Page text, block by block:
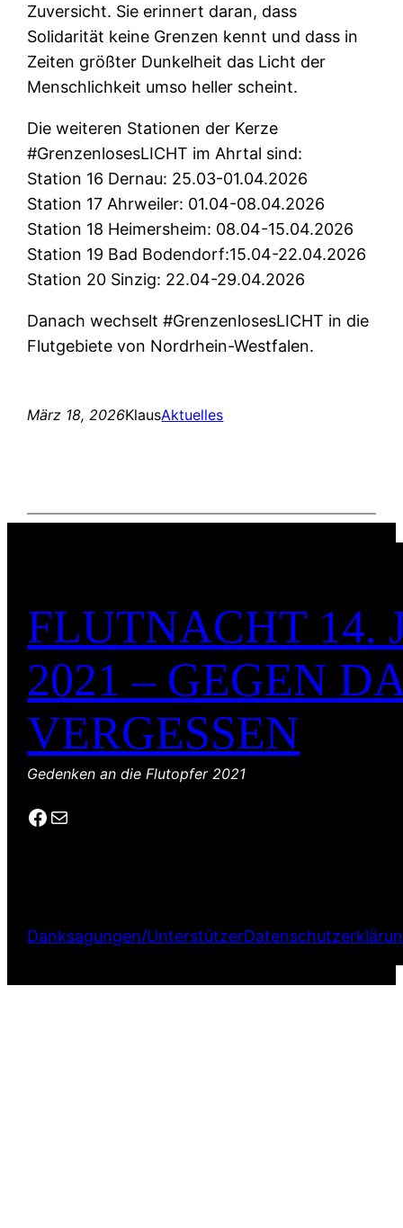
Zuversicht. Sie erinnert daran, dass
Solidarität keine Grenzen kennt und dass in
Zeiten größter Dunkelheit das Licht der
Menschlichkeit umso heller scheint.
Die weiteren Stationen der Kerze
#GrenzenlosesLICHT im Ahrtal sind:
Station 16 Dernau: 25.03-01.04.2026
Station 17 Ahrweiler: 01.04-08.04.2026
Station 18 Heimersheim: 08.04-15.04.2026
Station 19 Bad Bodendorf:15.04-22.04.2026
Station 20 Sinzig: 22.04-29.04.2026
Danach wechselt #GrenzenlosesLICHT in die
Flutgebiete von Nordrhein-Westfalen.
März 18, 2026KlausAktuelles
FLUTNACHT 14.
2021 – GEGEN
VERGESSEN
Gedenken an die Flutopfer 2021
Facebook
E-Mail
Danksagungen/Unterstützer